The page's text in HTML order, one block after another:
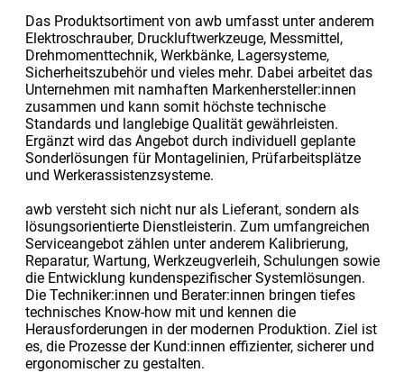
Das Produktsortiment von awb umfasst unter anderem
Elektroschrauber, Druckluftwerkzeuge, Messmittel,
Drehmomenttechnik, Werkbänke, Lagersysteme,
Sicherheitszubehör und vieles mehr. Dabei arbeitet das
Unternehmen mit namhaften Markenhersteller:innen
zusammen und kann somit höchste technische
Standards und langlebige Qualität gewährleisten.
Ergänzt wird das Angebot durch individuell geplante
Sonderlösungen für Montagelinien, Prüfarbeitsplätze
und Werkerassistenzsysteme.
awb versteht sich nicht nur als Lieferant, sondern als
lösungsorientierte Dienstleisterin. Zum umfangreichen
Serviceangebot zählen unter anderem Kalibrierung,
Reparatur, Wartung, Werkzeugverleih, Schulungen sowie
die Entwicklung kundenspezifischer Systemlösungen.
Die Techniker:innen und Berater:innen bringen tiefes
technisches Know-how mit und kennen die
Herausforderungen in der modernen Produktion. Ziel ist
es, die Prozesse der Kund:innen effizienter, sicherer und
ergonomischer zu gestalten.